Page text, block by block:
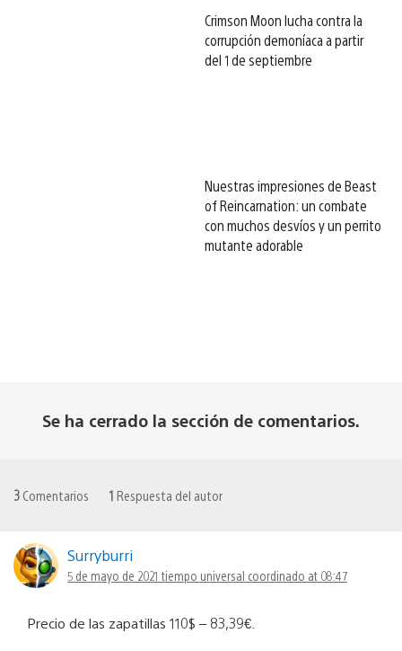
Crimson Moon lucha contra la
corrupción demoníaca a partir
del 1 de septiembre
Nuestras impresiones de Beast
of Reincarnation: un combate
con muchos desvíos y un perrito
mutante adorable
Se ha cerrado la sección de comentarios.
3 Comentarios 1 Respuesta del autor
Surryburri
5 de mayo de 2021 tiempo universal coordinado at 08:47
Precio de las zapatillas 110$ – 83,39€.